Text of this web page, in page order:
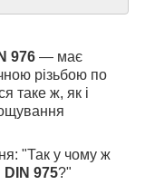
976 — має
різьбою по
таке ж, як і
"Так у чому ж
DIN 975?"